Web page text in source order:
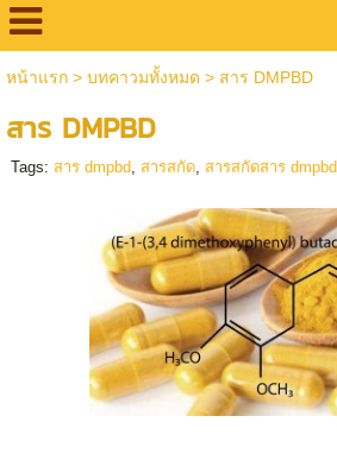
หน้าแรก> บทคาวมทั้งหมด > สาร DMPBD
สาร DMPBD
Tags: สาร dmpbd, สารสกัด, สารสกัดสาร dmpbd